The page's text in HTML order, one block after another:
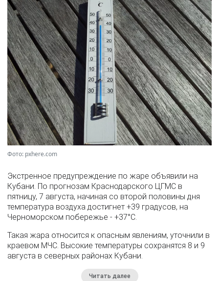
Фото: pxhere.com
Экстренное предупреждение по жаре объявили на
Кубани. По прогнозам Краснодарского ЦГМС в
пятницу, 7 августа, начиная со второй половины дня
температура воздуха достигнет +39 градусов, на
Черноморском побережье - +37°­С.
Такая жара относится к опасным явлениям, уточнили в
краевом МЧС. Высокие температуры сохранятся 8 и 9
августа в северных районах Кубани.
Читать далее